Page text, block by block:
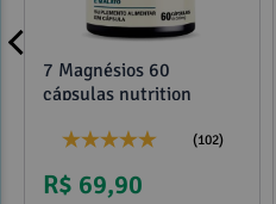
7 Magnésios 60
cápsulas nutrition
(102)
R$ 69,90